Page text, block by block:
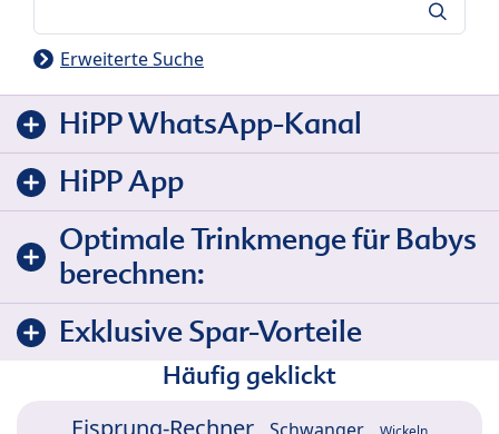
Erweiterte Suche
HiPP WhatsApp-Kanal
HiPP App
Optimale Trinkmenge für Babys
berechnen:
Exklusive Spar-Vorteile
Häufig geklickt